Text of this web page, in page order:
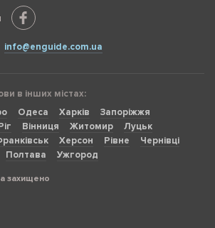
info@enguide.com.ua
в інших містах:
Одеса Харків
Запоріжжя
Вінниця Житомир
Луцьк
Херсон Рівне
Чернівці
Полтава Ужгород
захищено